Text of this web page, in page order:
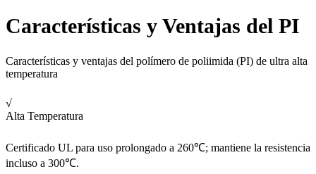
Características y Ventajas del PI
Características y ventajas del polímero de poliimida (PI) de ultra alta
temperatura
√
Alta Temperatura
Certificado UL para uso prolongado a 260℃; mantiene la resistencia
incluso a 300℃.